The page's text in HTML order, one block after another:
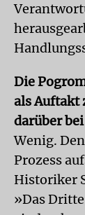
Die
als Auftakt
darüber
Wenig.
Prozess
Historiker
»Das